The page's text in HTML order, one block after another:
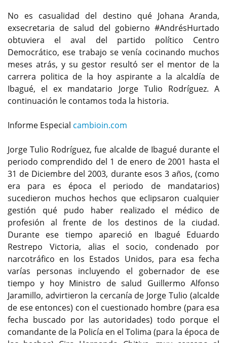
No es casualidad del destino qué Johana Aranda,
exsecretaria de salud del gobierno #AndrésHurtado
obtuviera el aval del partido político Centro
Democrático, ese trabajo se venía cocinando muchos
meses atrás, y su gestor resultó ser el mentor de la
carrera politica de la hoy aspirante a la alcaldía de
Ibagué, el ex mandatario Jorge Tulio Rodríguez. A
continuación le contamos toda la historia.
Informe Especial cambioin.com
Jorge Tulio Rodríguez, fue alcalde de Ibagué durante el
periodo comprendido del 1 de enero de 2001 hasta el
31 de Diciembre del 2003, durante esos 3 años, (como
era para es época el periodo de mandatarios)
sucedieron muchos hechos que eclipsaron cualquier
gestión qué pudo haber realizado el médico de
profesión al frente de los destinos de la ciudad.
Durante ese tiempo apareció en Ibagué Eduardo
Restrepo Victoria, alias el socio, condenado por
narcotráfico en los Estados Unidos, para esa fecha
varías personas incluyendo el gobernador de ese
tiempo y hoy Ministro de salud Guillermo Alfonso
Jaramillo, advirtieron la cercanía de Jorge Tulio (alcalde
de ese entonces) con el cuestionado hombre (para esa
fecha buscado por las autoridades) todo porque el
comandante de la Policía en el Tolima (para la época de